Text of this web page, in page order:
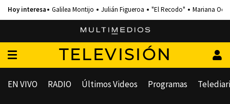
Galilea Montijo Julián Figueroa "El Recodo" Mariana
TELEVISIÓN
EN VIVO RADIO Últimos Videos Programas